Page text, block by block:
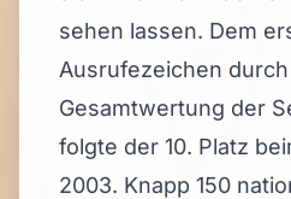
sehen lassen. Dem
Ausrufezeichen
Gesamtwertung der
folgte der 10. Platz
2003. Knapp 150